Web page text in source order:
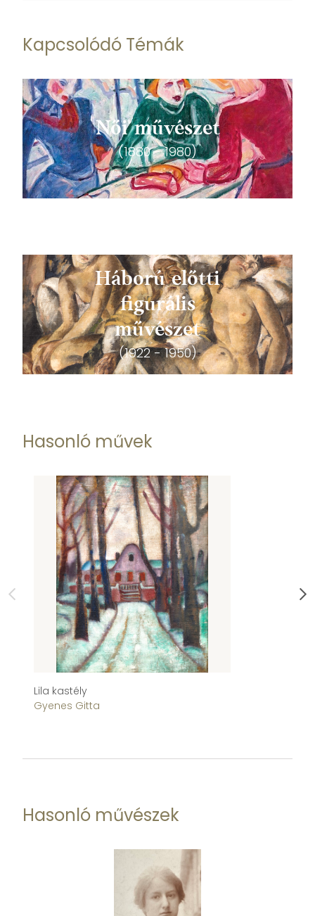
Kapcsolódó Témák
Női művészet
(1880 - 1980)
Háború előtti
figurális
művészet
(1922 - 1950)
Hasonló művek
Lila kastély
Gyenes Gitta
Hasonló művészek